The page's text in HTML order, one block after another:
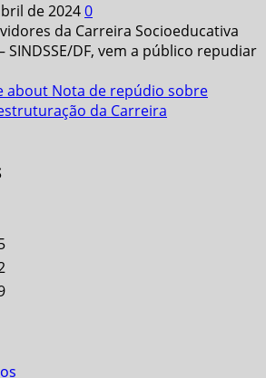
de 20240
da Carreira Socioeducativa
SINDSSE/DF, vem a público repudiar
about Nota de repúdio sobre
da Carreira